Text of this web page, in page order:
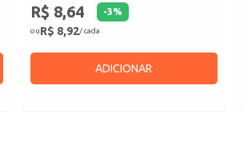
R$ 8,64 -3%
ouR$ 8,92/ cada
ADICIONAR